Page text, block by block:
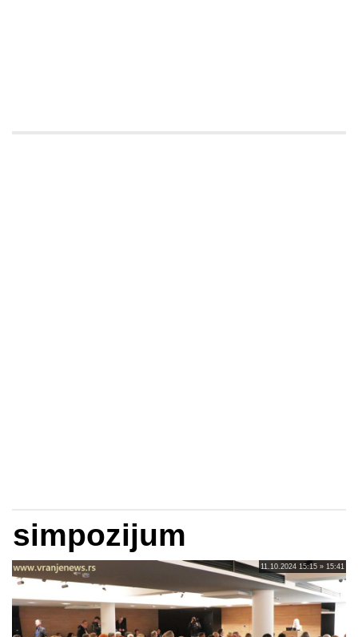
simpozijum
11.10.2024 15:15 » 15:41